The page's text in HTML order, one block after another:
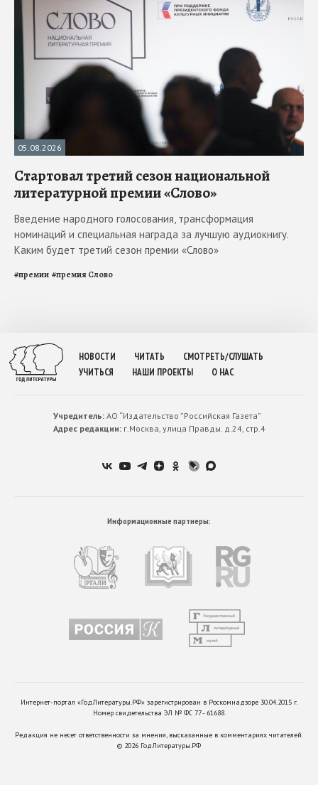
05.08.2026
Стартовал третий сезон национальной
литературной премии «Слово»
Введение народного голосования, трансформация
номинаций и специальная награда за лучшую аудиокнигу.
Каким будет третий сезон премии «Слово»
#премии #премия Слово
НОВОСТИ ЧИТАТЬ
СМОТРЕТЬ/СЛУШАТЬ
УЧИТЬСЯ
НАШИ ПРОЕКТЫ О НАС
Учредитель:АО “Издательство ”Российская Газета”
Адрес редакции:г.Москва, улица Правды. д.24, стр.4
Информационные партнеры:
Интернет-портал «ГодЛитературы.РФ» зарегистрирован в Роскомнадзоре 30.04.2015 г.
Номер свидетельства ЭЛ № ФС 77 - 61688.
Редакция не несет ответственности за мнения, высказанные в комментариях читателей.
© 2026 ГодЛитературы.РФ